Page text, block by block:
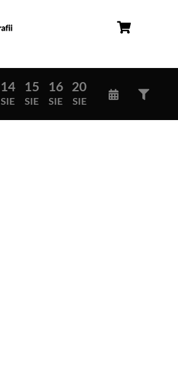
14
SIE
15
SIE
16
SIE
20
SIE